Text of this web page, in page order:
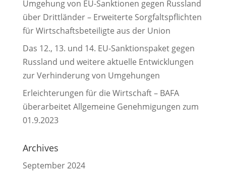
Umgehung von EU-Sanktionen gegen Russland
über Drittländer – Erweiterte Sorgfaltspflichten
für Wirtschaftsbeteiligte aus der Union
Das 12., 13. und 14. EU-Sanktionspaket gegen
Russland und weitere aktuelle Entwicklungen
zur Verhinderung von Umgehungen
Erleichterungen für die Wirtschaft – BAFA
überarbeitet Allgemeine Genehmigungen zum
01.9.2023
Archives
September 2024